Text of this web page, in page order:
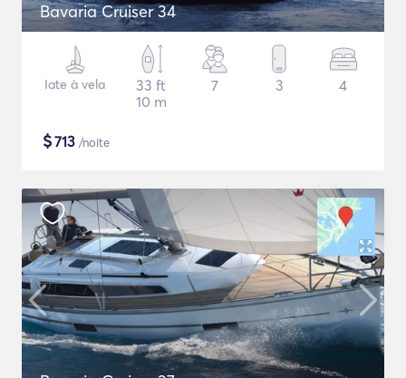
Bavaria Cruiser 34
Iate à vela
33 ft
10 m
7 3 4
$713 /noite